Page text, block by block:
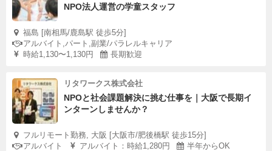
NPO法人運営の学童スタッフ
福島 [南相馬/鹿島駅 徒歩5分]
アルバイト,パート,副業/パラレルキャリア
時給1,130〜1,130円
長期歓迎
リタワークス株式会社
NPOと社会課題解決に挑む仕事を｜大阪で長期イ
ンターンしませんか？
フルリモート勤務, 大阪 [大阪市/肥後橋駅 徒歩15分]
アルバイト
アルバイト：時給1,280円 半年からOK